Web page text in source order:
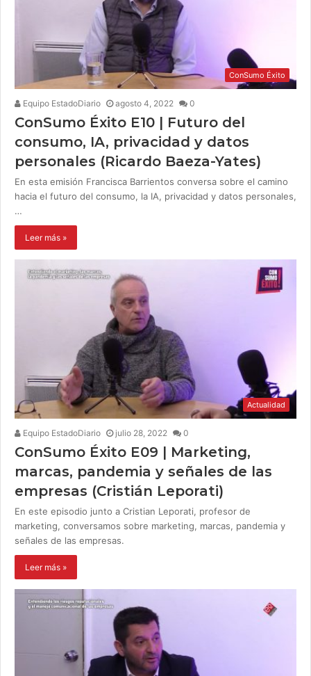
ConSumo Éxito
Equipo EstadoDiario agosto 4, 2022 0
ConSumo Éxito E10 | Futuro del
consumo, IA, privacidad y datos
personales (Ricardo Baeza-Yates)
En esta emisión Francisca Barrientos conversa sobre el camino
hacia el futuro del consumo, la IA, privacidad y datos personales,
…
Leer más »
Actualidad
Equipo EstadoDiario julio 28, 2022 0
ConSumo Éxito E09 | Marketing,
marcas, pandemia y señales de las
empresas (Cristián Leporati)
En este episodio junto a Cristian Leporati, profesor de
marketing, conversamos sobre marketing, marcas, pandemia y
señales de las empresas.
Leer más »